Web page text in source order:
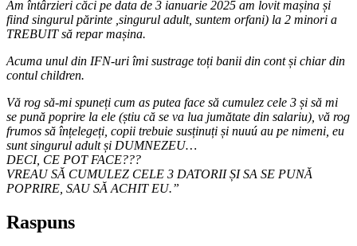
Am întârzieri căci pe data de 3 ianuarie 2025 am lovit mașina și
fiind singurul părinte ,singurul adult, suntem orfani) la 2 minori a
TREBUIT să repar mașina.
Acuma unul din IFN-uri îmi sustrage toți banii din cont și chiar din
contul children.
Vă rog să-mi spuneți cum as putea face să cumulez cele 3 și să mi
se pună poprire la ele (știu că se va lua jumătate din salariu), vă rog
frumos să înțelegeți, copii trebuie susținuți și nuuú au pe nimeni, eu
sunt singurul adult și DUMNEZEU…
DECI, CE POT FACE???
VREAU SĂ CUMULEZ CELE 3 DATORII ȘI SA SE PUNĂ
POPRIRE, SAU SĂ ACHIT EU.”
Raspuns